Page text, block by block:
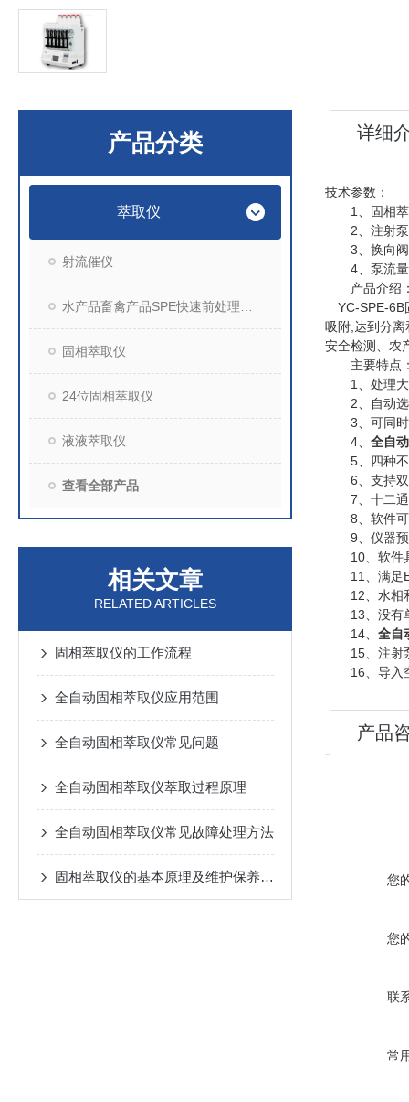
产品分类
萃取仪
射流催仪
固相萃取仪
24位固相萃取仪
液液萃取仪
查看全部产品
相关文章
RELATED ARTICLES
固相萃取仪的工作流程
全自动固相萃取仪应用范围
全自动固相萃取仪常见问题
全自动固相萃取仪萃取过程原理
全自动固相萃取仪常见故障处理方法
固相萃取仪的基本原理及维护保养事项
详细
技术参数：
1
、固相
2 、注射
3 、换向
4 、泵流
产品介绍
YC-SPE-6B
吸附 达到分离
安全检测、农
主要特点
1
、处理
2 、自动
3 、可同
4
全自
5 、四种
6 、支持
7 、十二
8 、软件
9 、仪器
10 、软
11
、满足
12 、水
13 、没
14
全自
15 、注
16 、导
产品
您
您
联
常